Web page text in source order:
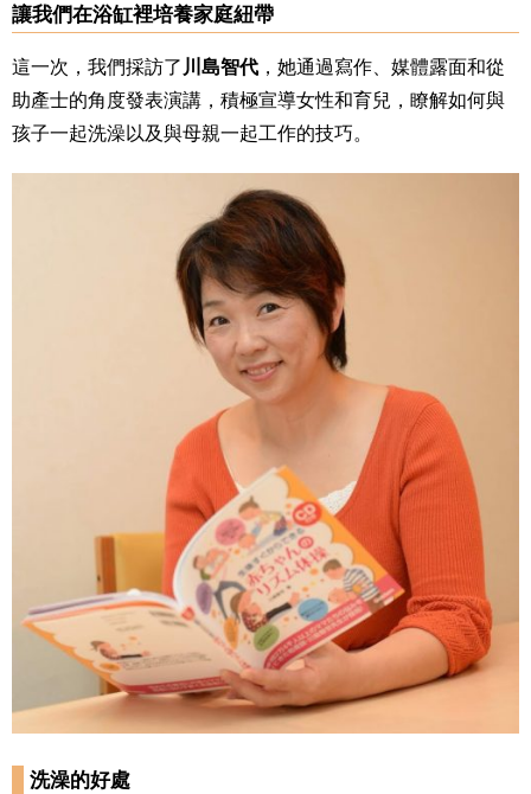
讓我們在浴缸裡培養家庭紐帶
這一次，我們採訪了 川島智代 ，她通過寫作、媒體露面和從
助產士的角度發表演講，積極宣導女性和育兒，瞭解如何與
孩子一起洗澡以及與母親一起工作的技巧。
洗澡的好處